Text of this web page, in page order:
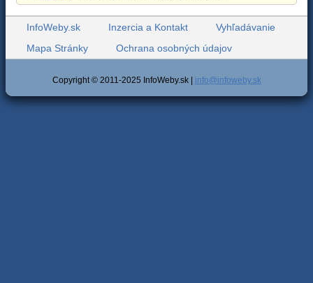
InfoWeby.sk Inzercia a Kontakt
Vyhľadávanie
Mapa Stránky
Ochrana osobných údajov
Copyright © 2011-2025 InfoWeby.sk | info@infoweby.sk